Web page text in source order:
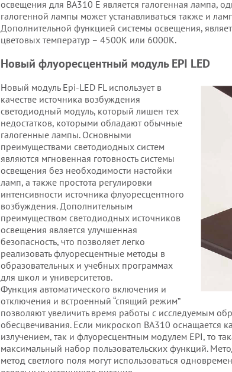
освещения для BA310 E является галогенная лампа,
галогенной лампы может устанавливаться также и
Дополнительной функцией системы освещения,
цветовых температур – 4500К или 6000К.
Новый флуоресцентный модуль EPI LED
Новый модуль Epi-LED FL использует в
качестве источника возбуждения
светодиодный модуль, который лишен тех
недостатков, которыми обладают обычные
галогенные лампы. Основными
преимуществами светодиодных систем
являются мгновенная готовность системы
освещения без необходимости настойки
ламп, а также простота регулировки
интенсивности источника флуоресцентного
возбуждения. Дополнительным
преимуществом светодиодных источников
освещения является улучшенная
безопасность, что позволяет легко
реализовать флуоресцентные методы в
образовательных и учебных программах
для школ и университетов.
Функция автоматического включения и
отключения и встроенный “спящий режим”
позволяют увеличить время работы с исследуемым
обесцвечивания. Если микроскоп BA310 оснащается
излучением, так и флуоресцентным модулем EPI, то
максимальный набор пользовательских функций.
метод светлого поля могут использоваться